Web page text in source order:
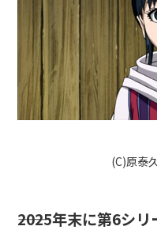
(C)原泰
――2025年末に第6シ